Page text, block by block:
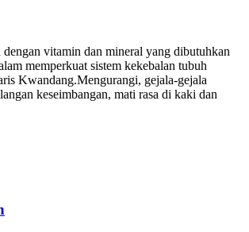
vitamin dan mineral yang dibutuhkan
memperkuat sistem kekebalan tubuh
Kwandang.Mengurangi, gejala-gejala
keseimbangan, mati rasa di kaki dan